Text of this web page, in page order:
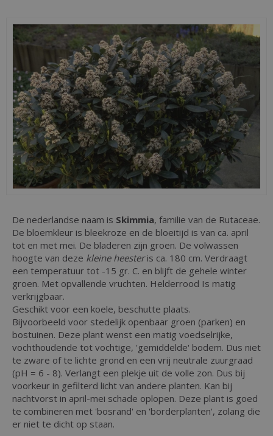
De nederlandse naam is Skimmia, familie van de Rutaceae.
De bloemkleur is bleekroze en de bloeitijd is van ca. april
tot en met mei. De bladeren zijn groen. De volwassen
hoogte van deze kleine heesteris ca. 180 cm. Verdraagt
een temperatuur tot -15 gr. C. en blijft de gehele winter
groen. Met opvallende vruchten. Helderrood Is matig
verkrijgbaar.
Geschikt voor een koele, beschutte plaats.
Bijvoorbeeld voor stedelijk openbaar groen (parken) en
bostuinen. Deze plant wenst een matig voedselrijke,
vochthoudende tot vochtige, 'gemiddelde' bodem. Dus niet
te zware of te lichte grond en een vrij neutrale zuurgraad
(pH = 6 - 8). Verlangt een plekje uit de volle zon. Dus bij
voorkeur in gefilterd licht van andere planten. Kan bij
nachtvorst in april-mei schade oplopen. Deze plant is goed
te combineren met 'bosrand' en 'borderplanten', zolang die
er niet te dicht op staan.